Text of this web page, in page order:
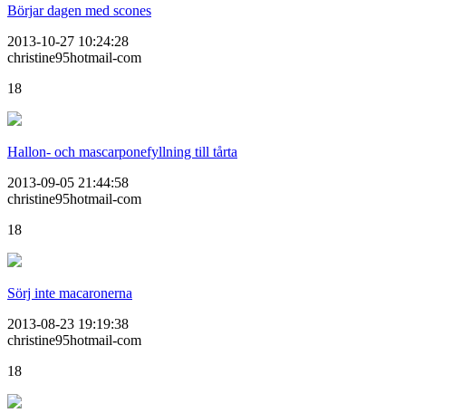
Börjar dagen med scones
2013-10-27 10:24:28
christine95hotmail-com
18
Hallon- och mascarponefyllning till tårta
2013-09-05 21:44:58
christine95hotmail-com
18
Sörj inte macaronerna
2013-08-23 19:19:38
christine95hotmail-com
18